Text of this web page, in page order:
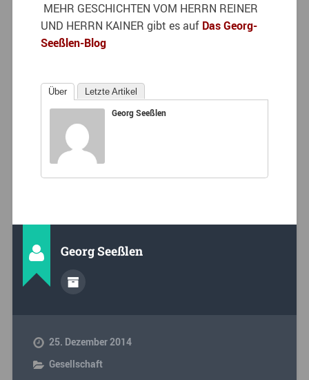
MEHR GESCHICHTEN VOM HERRN REINER
UND HERRN KAINER gibt es auf Das Georg-
Seeßlen-Blog
Über Letzte Artikel
Georg Seeßlen
Georg Seeßlen
25. Dezember 2014
Gesellschaft